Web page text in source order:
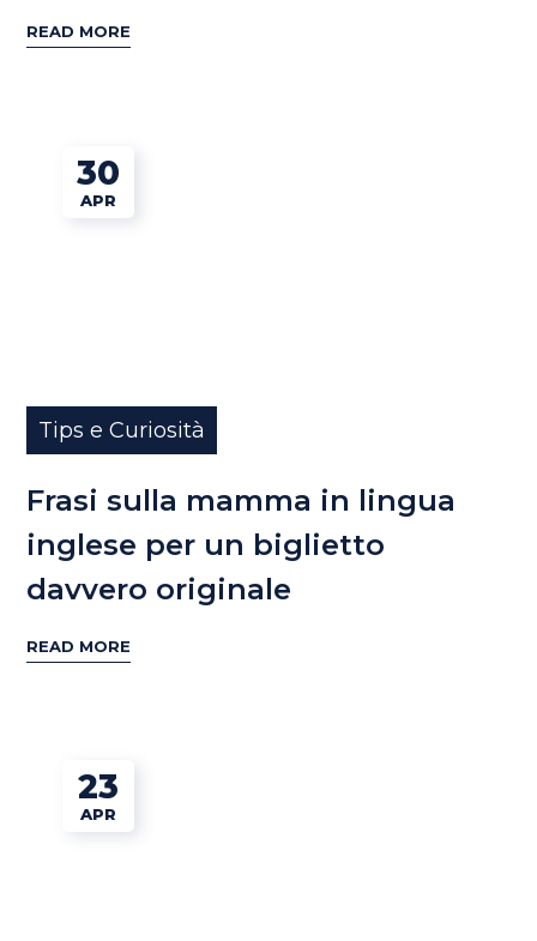
READ MORE
30
APR
Tips e Curiosità
Frasi sulla mamma in lingua
inglese per un biglietto
davvero originale
READ MORE
23
APR